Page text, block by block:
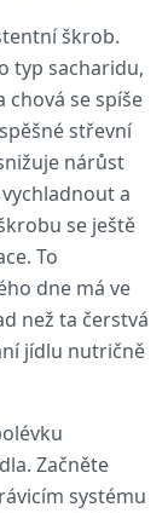
škrob.
typ sacharidu,
chová se spíše
střevní
nárůst
a
se ještě
To
dne má ve
než ta čerstvá
jídlu nutričně
Začněte
systému